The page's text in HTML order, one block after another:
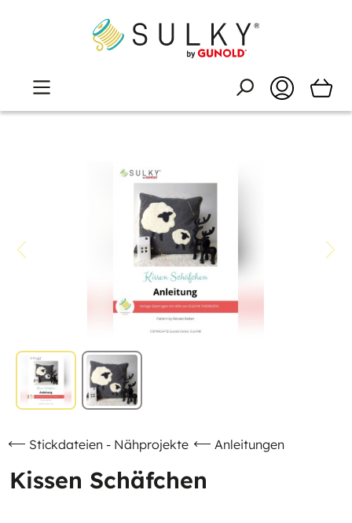
Stickdateien - Nähprojekte Anleitungen
Kissen Schäfchen